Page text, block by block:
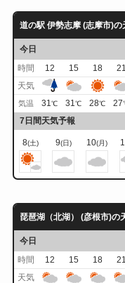
道の駅 伊勢志摩 (志摩市)の
今日
時間
12 15 18 21
天気
気温 31℃ 31℃ 28℃ 27
7日間天気予報
8(土) 9(日) 10(月)
琵琶湖（北湖） (彦根市)の
今日
時間
12 15 18 21
天気